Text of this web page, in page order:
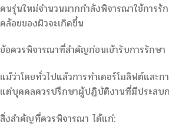
คนรุ่นใหม่จำนวนมากกำลังพิจารณาใช้การ
คล้อยของผิวจะเกิดขึ้น
ข้อควรพิจารณาที่สำคัญก่อนเข้ารับการรักษา
แม้ว่าโดยทั่วไปแล้วการทำเดอร์โมลิฟต์แล
แต่บุคคลควรปรึกษาผู้ปฏิบัติงานที่มีประสบ
สิ่งสำคัญที่ควรพิจารณา ได้แก่: